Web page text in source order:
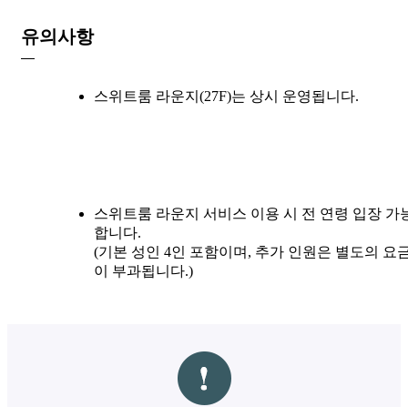
유의사항
스위트룸 라운지(27F)는 상시 운영됩니다.
스위트룸 라운지 서비스 이용 시 전 연령 입장 가
합니다.
(기본 성인 4인 포함이며, 추가 인원은 별도의 요
이 부과됩니다.)